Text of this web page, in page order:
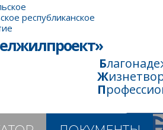
республиканское